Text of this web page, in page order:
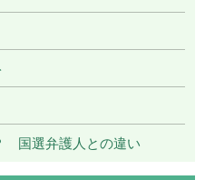
国選弁護人との違い